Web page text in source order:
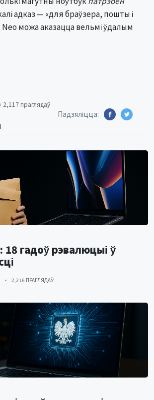
калі адказ — «для браўзера, пошты і
Neo можа аказацца вельмі ўдалым
2,117 праглядаў
Падзяліцца:
18 гадоў рэвалюцыі ў
2,216 ПРАГЛЯДАЎ